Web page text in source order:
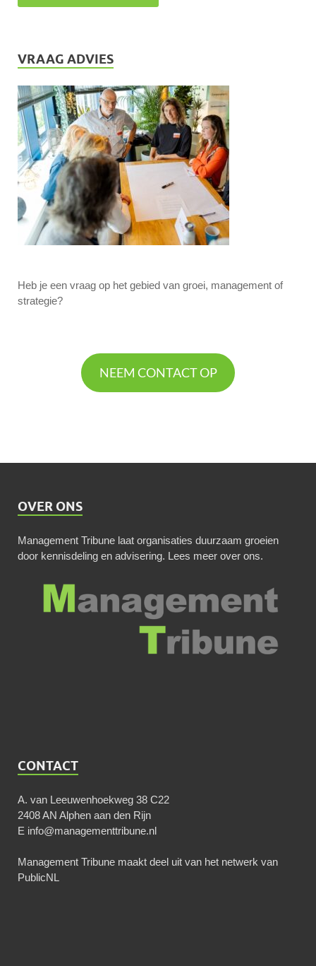
VRAAG ADVIES
Heb je een vraag op het gebied van groei, management of
strategie?
NEEM CONTACT OP
OVER ONS
Management Tribune laat organisaties duurzaam groeien
door kennisdeling en advisering. Lees meer over ons.
CONTACT
A. van Leeuwenhoekweg 38 C22
2408 AN Alphen aan den Rijn
E info@managementtribune.nl
Management Tribune maakt deel uit van het netwerk van
PublicNL